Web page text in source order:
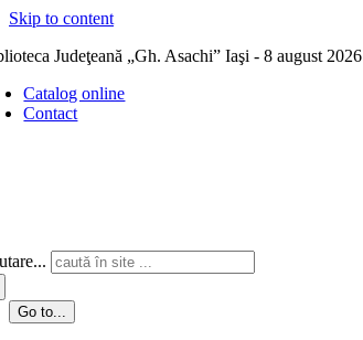
Skip to content
Judeţeană „Gh. Asachi” Iaşi - 8 august 2026
Catalog online
Contact
Go to...